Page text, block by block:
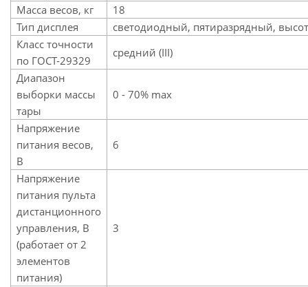
Масса весов, кг
18
Тип дисплея
светодиодный, пятиразрядный,
Класс точности
по ГОСТ-29329
средний (III)
Диапазон
выборки массы
тары
0 - 70% max
Напряжение
питания весов,
В
6
Напряжение
питания пульта
дистанционного
управления, В
(работает от 2
элементов
питания)
3